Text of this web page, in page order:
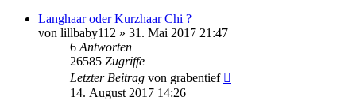
Langhaar oder Kurzhaar Chi ?
von lillbaby112 » 31. Mai 2017 21:47
6 Antworten
26585 Zugriffe
Letzter Beitrag von grabentief
14. August 2017 14:26